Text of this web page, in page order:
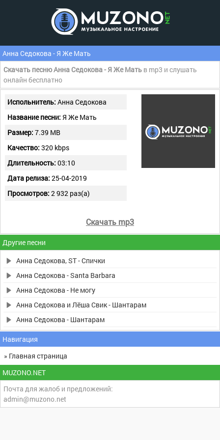
Анна Седокова - Я Же Мать
Скачать песню Анна Седокова - Я Же Мать в mp3 и слушать
онлайн бесплатно
Испольнитель: Анна Седокова
Название песни: Я Же Мать
Размер: 7.39 MB
Качество: 320 kbps
Длительность: 03:10
Дата релиза: 25-04-2019
Просмотров: 2 932 раз(а)
Скачать mp3
Другие песни
Анна Седокова, ST - Спички
Анна Седокова - Santa Barbara
Анна Седокова - Не могу
Анна Седокова и Лёша Свик - Шантарам
Анна Седокова - Шантарам
Навигация
» Главная страница
MUZONO.NET
Почта для жалоб и предложений:
admin@muzono.net